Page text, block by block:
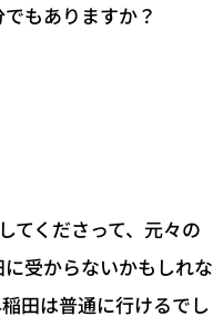
もありますか？
てくださって、元々の
受からないかもしれな
田は普通に行けるでし